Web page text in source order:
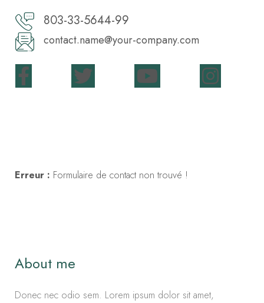
803-33-5644-99
contact.name@your-company.com
Erreur : Formulaire de contact non trouvé !
About me
Donec nec odio sem. Lorem ipsum dolor sit amet,